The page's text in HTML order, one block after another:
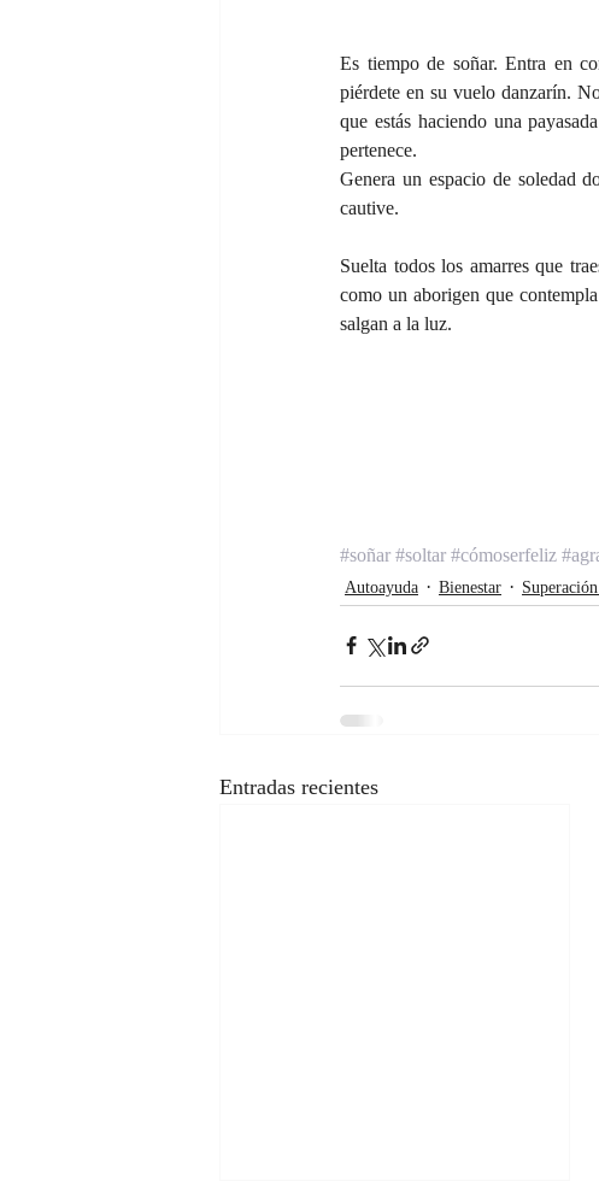
Es tiempo de soñar. Entra en
piérdete en su vuelo danzarín.
que estás haciendo una
pertenece.
Genera un espacio de soledad
cautive.
Suelta todos los amarres que
como un aborigen que
salgan a la luz.
#soñar #soltar #cómoserfeliz
Autoayuda Bienestar
Entradas recientes